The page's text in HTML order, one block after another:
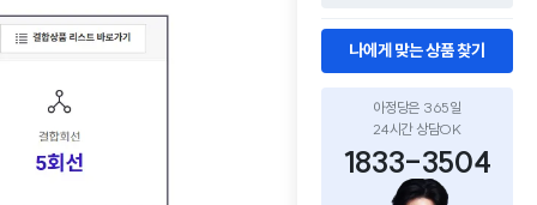
나에게 맞는 상품 찾기
아정당은 365일
24시간 상담OK
1833-3504